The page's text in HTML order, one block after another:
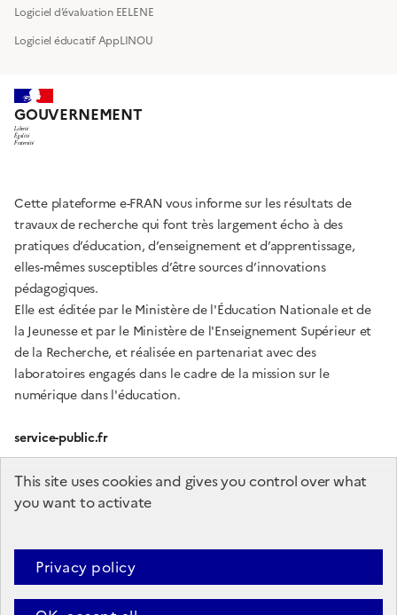
This site uses cookies and gives you control over what
you want to activate
Privacy policy
Logiciel d’évaluation EELENE
Logiciel éducatif AppLINOU
GOUVERNEMENT
Liberté
Égalité
Fraternité
Cette plateforme e-FRAN vous informe sur les résultats de
travaux de recherche qui font très largement écho à des
pratiques d’éducation, d’enseignement et d’apprentissage,
elles-mêmes susceptibles d’être sources d’innovations
pédagogiques.
Elle est éditée par le Ministère de l'Éducation Nationale et de
la Jeunesse et par le Ministère de l'Enseignement Supérieur et
de la Recherche, et réalisée en partenariat avec des
laboratoires engagés dans le cadre de la mission sur le
numérique dans l'éducation.
service-public.fr
gouvernement.fr
education.gouv.fr